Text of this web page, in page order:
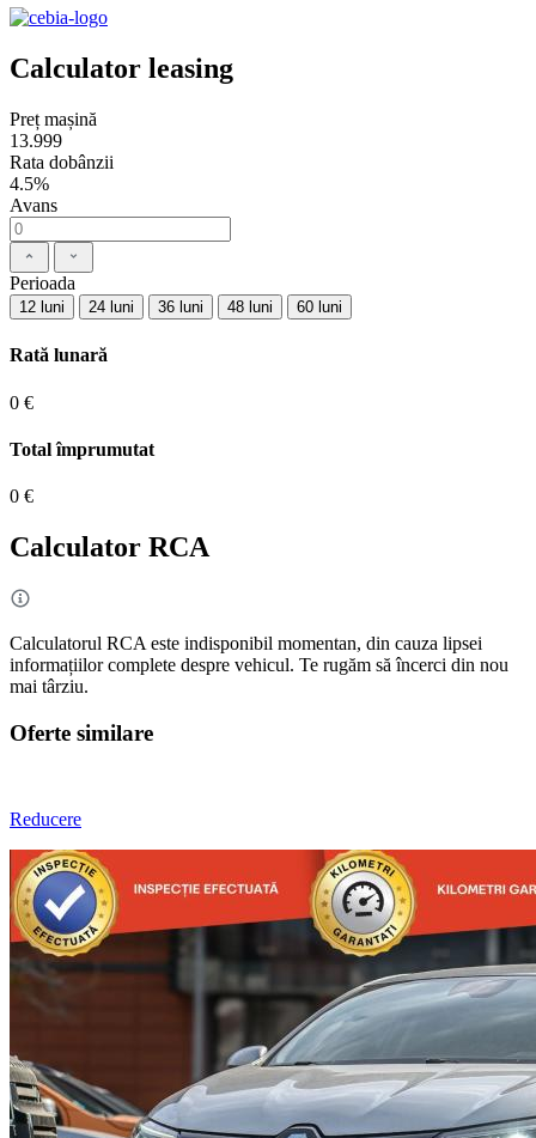
Calculator leasing
Preț mașină
13.999
Rata dobânzii
4.5%
Avans
Perioada
12 luni 24 luni 36 luni 48 luni 60 luni
Rată lunară
0 €
Total împrumutat
0 €
Calculator RCA
Calculatorul RCA este indisponibil momentan, din cauza lipsei
informațiilor complete despre vehicul. Te rugăm să încerci din nou
mai târziu.
Oferte similare
Reducere